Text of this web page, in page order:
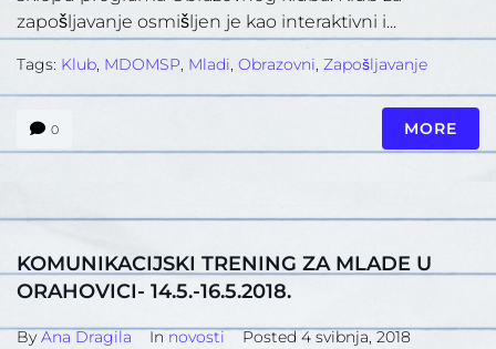
zapošljavanje osmišljen je kao interaktivni i...
Tags: Klub, MDOMSP, Mladi, Obrazovni, Zapošljavanje
0 MORE
KOMUNIKACIJSKI TRENING ZA MLADE U
ORAHOVICI- 14.5.-16.5.2018.
ByAna Dragila Innovosti Posted4 svibnja, 2018